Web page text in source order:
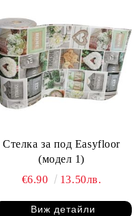
Стелка за под Easyfloor
(модел 1)
€6.90
13.50лв.
Виж детайли